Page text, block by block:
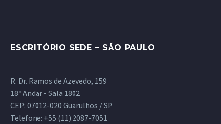
ESCRITÓRIO SEDE – SÃO PAULO
R. Dr. Ramos de Azevedo, 159
18º Andar - Sala 1802
CEP: 07012-020 Guarulhos / SP
Telefone: +55 (11) 2087-7051